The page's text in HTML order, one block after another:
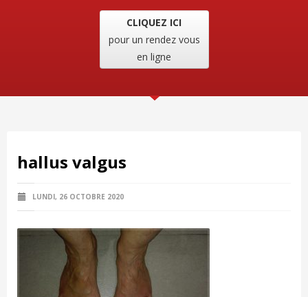
CLIQUEZ ICI
pour un rendez vous
en ligne
hallus valgus
LUNDI, 26 OCTOBRE 2020